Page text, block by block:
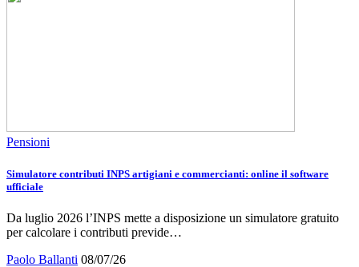
Pensioni
Simulatore contributi INPS artigiani e commercianti: online il software
ufficiale
Da luglio 2026 l’INPS mette a disposizione un simulatore gratuito
per calcolare i contributi previde…
Paolo Ballanti 08/07/26